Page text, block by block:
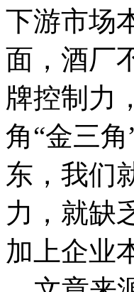
下游市场
面，酒厂
牌控制力
角“金三
东，我们
力，就缺
加上企业